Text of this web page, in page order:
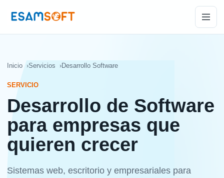
Inicio Servicios Desarrollo Software
SERVICIO
Desarrollo de Software
para empresas que
quieren crecer
Sistemas web, escritorio y empresariales para